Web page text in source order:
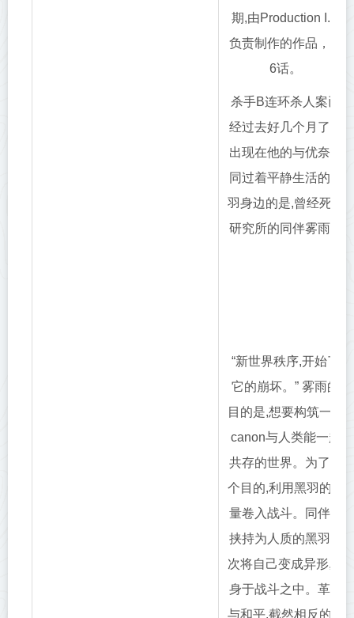
期,由Production I.G
负责制作的作品，共
6话。
杀手B连环杀人案已
经过去好几个月了。
出现在他的与优奈一
同过着平静生活的黑
羽身边的是,曾经死于
研究所的同伴雾雨。
“新世界秩序,开始了
它的崩坏。” 雾雨的
目的是,想要构筑一个
canon与人类能一起
共存的世界。为了这
个目的,利用黑羽的力
量卷入战斗。同伴被
挟持为人质的黑羽再
次将自己变成异形,投
身于战斗之中。革命
与和平,截然相反的两